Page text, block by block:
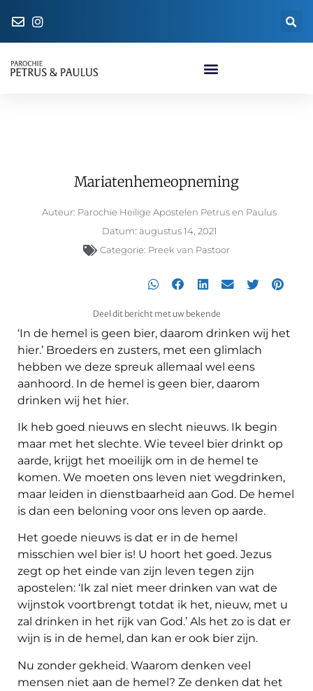
Mariatenhemeopneming
Auteur: Parochie Heilige Apostelen Petrus en Paulus
Datum: augustus 14, 2021
Categorie: Preek van Pastoor
Deel dit bericht met uw bekende
‘In de hemel is geen bier, daarom drinken wij het
hier.’ Broeders en zusters, met een glimlach
hebben we deze spreuk allemaal wel eens
aanhoord. In de hemel is geen bier, daarom
drinken wij het hier.
Ik heb goed nieuws en slecht nieuws. Ik begin
maar met het slechte. Wie teveel bier drinkt op
aarde, krijgt het moeilijk om in de hemel te
komen. We moeten ons leven niet wegdrinken,
maar leiden in dienstbaarheid aan God. De hemel
is dan een beloning voor ons leven op aarde.
Het goede nieuws is dat er in de hemel
misschien wel bier is! U hoort het goed. Jezus
zegt op het einde van zijn leven tegen zijn
apostelen: ‘Ik zal niet meer drinken van wat de
wijnstok voortbrengt totdat ik het, nieuw, met u
zal drinken in het rijk van God.’ Als het zo is dat er
wijn is in de hemel, dan kan er ook bier zijn.
Nu zonder gekheid. Waarom denken veel
mensen niet aan de hemel? Ze denken dat het